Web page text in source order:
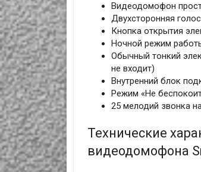
Видеодомофон
Двухсторонняя
Кнопка открытия
Ночной режим
Обычный тонкий
не входит)
Внутренний блок
Режим «Не
25 мелодий звонка
Технические
видеодомофона